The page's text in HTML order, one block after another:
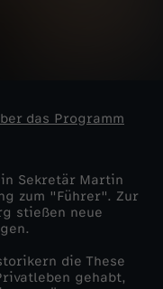
das Programm
Sekretär Martin
zum "Führer". Zur
stießen neue
die These
gehabt,